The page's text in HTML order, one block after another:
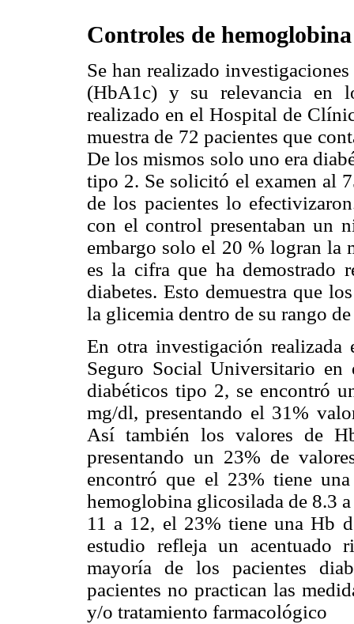
Controles de
Se han realizado
(HbA1c) y su relevancia en
realizado en el Hospital de
muestra de 72 pacientes que
De los mismos solo uno era
tipo 2. Se solicitó el examen al
de los pacientes lo
con el control presentaban un
embargo solo el 20 % logran la
es la cifra que ha demostrado
diabetes. Esto demuestra que
la glicemia dentro de su rango
En otra investigación realizada
Seguro Social Universitario en
diabéticos tipo 2, se encontró
mg/dl, presentando el 31%
Así también los valores de
presentando un 23% de
encontró que el 23% tiene
hemoglobina glicosilada de 8.3
11 a 12, el 23% tiene una Hb
estudio refleja un acentuado
mayoría de los pacientes
pacientes no practican las
y/o tratamiento farmacológico